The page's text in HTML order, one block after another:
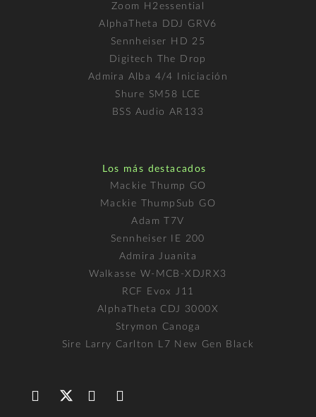
Zoom H2essential
AlphaTheta DDJ GRV6
Sennheiser HD 25
Digitech The Drop
Admira Alba 4/4 Iniciación
Shure SM58 LCE
BSS Audio AR133
Los más destacados
Mackie Thump GO
Mackie ThumpSub GO
Adam T7V
Sennheiser IE 200
Admira Juanita
Walkasse W-MCB-XDJRX3
RCF Evox J11
AlphaTheta CDJ 3000X
Strymon Canoga
Sire Larry Carlton L7 New Gen Black